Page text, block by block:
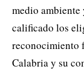
medio ambiente
calificado los
reconocimiento
Calabria y su